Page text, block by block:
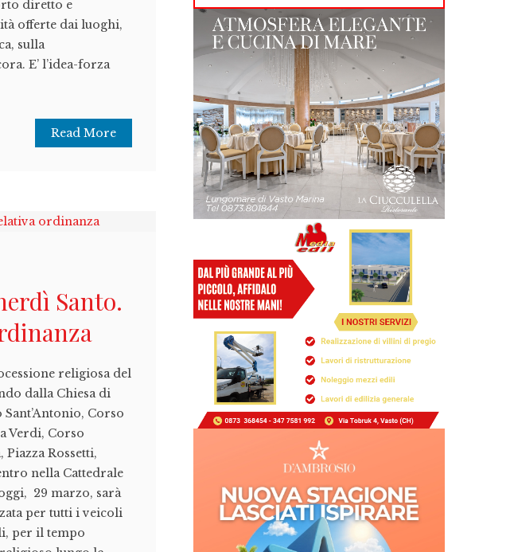
diretto e
offerte dai luoghi,
sulla
E’ l’idea-forza
Read More
Santo.
religiosa del
dalla Chiesa di
Corso
Verdi, Corso
Rossetti,
nella Cattedrale
29 marzo, sarà
per tutti i veicoli
per il tempo